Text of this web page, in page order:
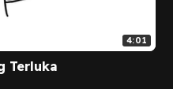
4:01
Terluka